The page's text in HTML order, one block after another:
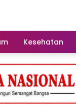
Kesehatan